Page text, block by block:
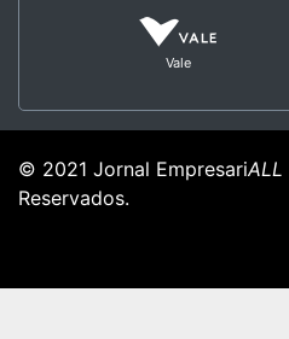
Vale
© 2021 Jornal EmpresariALL
Reservados.